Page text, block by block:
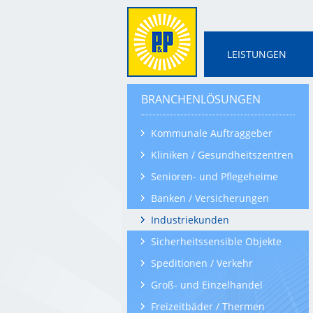
LEISTUNGEN
BRANCHENLÖSUNGEN
Kommunale Auftraggeber
Kliniken / Gesundheitszentren
Senioren- und Pflegeheime
Banken / Versicherungen
Industriekunden
Sicherheitssensible Objekte
Speditionen / Verkehr
Groß- und Einzelhandel
Freizeitbäder / Thermen